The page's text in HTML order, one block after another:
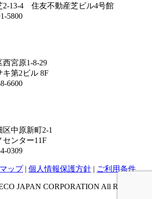
2-13-4 住友不動産芝ビル4号館
5800
宮原1-8-29
キ第2ビル 8F
6600
中原新町2-1
センター11F
0309
ップ| 個人情報保護方針 | ご利用条件
JAPAN CORPORATION All Rights